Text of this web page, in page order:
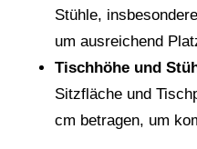
Stühle,
um ausreichend
Tischhöhe und
Sitzfläche und
cm betragen, um